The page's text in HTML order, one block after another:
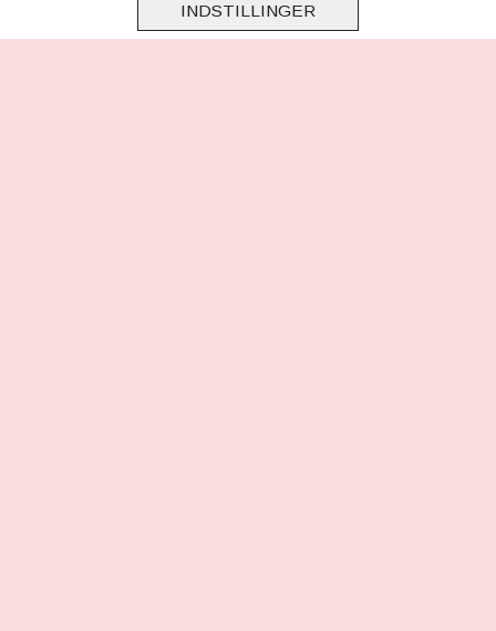
Cookie & Privatlivsoplysninger
INDSTILLINGER